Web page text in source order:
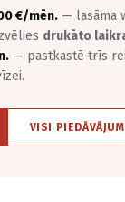
€/mēn. — lasāma
drukāto
— pastkastē trīs
VISI PIEDĀVĀJUMI